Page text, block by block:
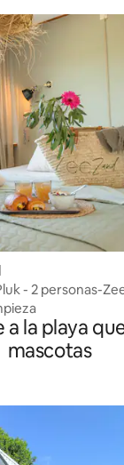
- 2 personas-
a la playa
mascotas